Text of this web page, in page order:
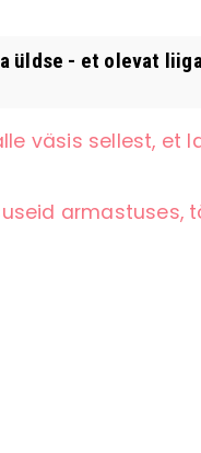
- et olevat
väsis sellest, et
armastuses,